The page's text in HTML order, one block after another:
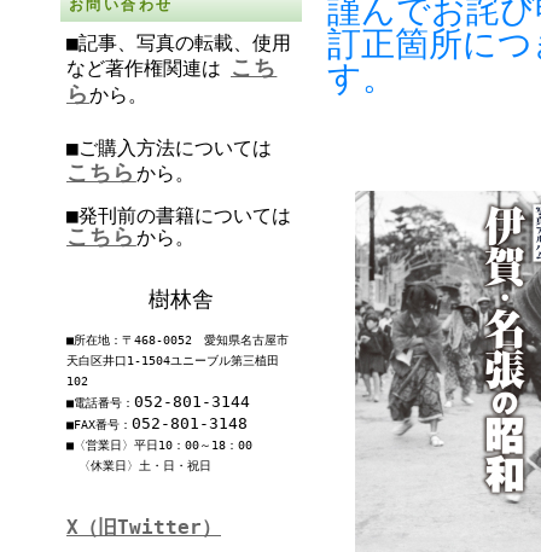
お問い合わせ
■記事、写真の転載、使用
など著作権関連は こち
らから。
■ご購入方法については
こちら から。
■発刊前の書籍については
こちら から。
樹林舎
■所在地：〒468-0052 愛知県名古屋市
天白区井口1-1504ユニーブル第三植田
102
■電話番号： 052-801-3144
■FAX番号： 052-801-3148
■〈営業日〉平日10：00～18：00
〈休業日〉土・日・祝日
X（旧Twitter）
謹んでお詫
訂正箇所に
す。